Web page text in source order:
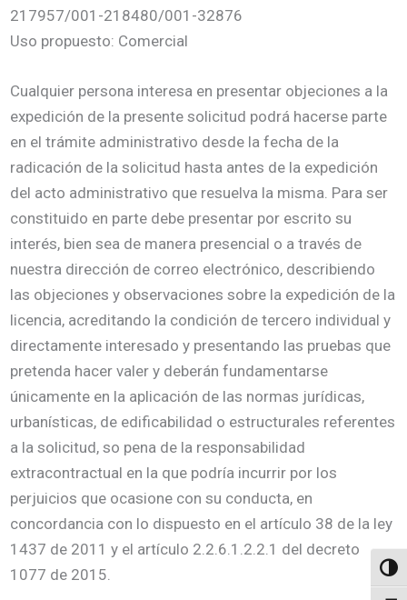
217957/001-218480/001-32876
Uso propuesto: Comercial
Cualquier persona interesa en presentar objeciones a la
expedición de la presente solicitud podrá hacerse parte
en el trámite administrativo desde la fecha de la
radicación de la solicitud hasta antes de la expedición
del acto administrativo que resuelva la misma. Para ser
constituido en parte debe presentar por escrito su
interés, bien sea de manera presencial o a través de
nuestra dirección de correo electrónico, describiendo
las objeciones y observaciones sobre la expedición de la
licencia, acreditando la condición de tercero individual y
directamente interesado y presentando las pruebas que
pretenda hacer valer y deberán fundamentarse
únicamente en la aplicación de las normas jurídicas,
urbanísticas, de edificabilidad o estructurales referentes
a la solicitud, so pena de la responsabilidad
extracontractual en la que podría incurrir por los
perjuicios que ocasione con su conducta, en
concordancia con lo dispuesto en el artículo 38 de la ley
1437 de 2011 y el artículo 2.2.6.1.2.2.1 del decreto
1077 de 2015.